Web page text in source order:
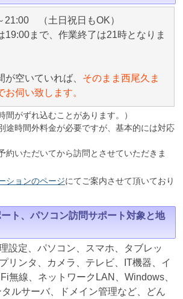
21:00 （土日祝日もOK）
19:00まで、作業終了は21時となりま
空いていれば、 そのまま西尾久ま
伺い致します。
間がずれ込むことがあります。）
途時間外料金が必要ですが、基本的には対応
約いただいてから訪問とさせていただきま
ションのページにてご案内させて頂いており
ト、パソコン訪問サポート対象と地
設定、パソコン、スマホ、タブレッ
リンタ、カメラ、テレビ、IT機器、イ
無線、ネットワークLAN、Windows、
ルサーバ、ドメイン管理など、どん